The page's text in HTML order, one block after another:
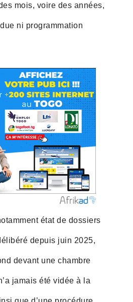
mois, voire des années,
ni programmation
état de dossiers
depuis juin 2025,
devant une chambre
jamais été vidée à la